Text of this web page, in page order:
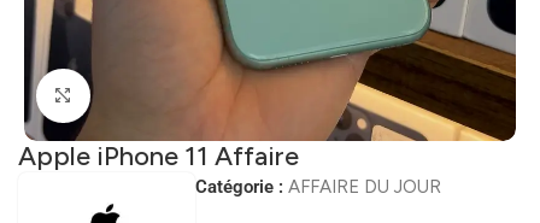
Click to enlarge
Apple iPhone 11 Affaire
Catégorie : AFFAIRE DU JOUR